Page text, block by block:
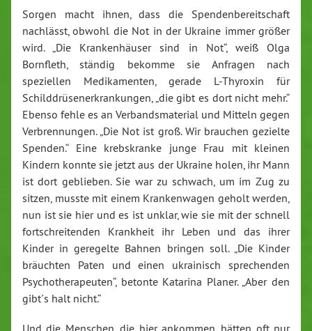
Sorgen macht ihnen, dass die Spendenbereitschaft
nachlässt, obwohl die Not in der Ukraine immer größer
wird. „Die Krankenhäuser sind in Not“, weiß Olga
Bornfleth, ständig bekomme sie Anfragen nach
speziellen Medikamenten, gerade L-Thyroxin für
Schilddrüsenerkrankungen, „die gibt es dort nicht mehr.“
Ebenso fehle es an Verbandsmaterial und Mitteln gegen
Verbrennungen. „Die Not ist groß. Wir brauchen gezielte
Spenden.“ Eine krebskranke junge Frau mit kleinen
Kindern konnte sie jetzt aus der Ukraine holen, ihr Mann
ist dort geblieben. Sie war zu schwach, um im Zug zu
sitzen, musste mit einem Krankenwagen geholt werden,
nun ist sie hier und es ist unklar, wie sie mit der schnell
fortschreitenden Krankheit ihr Leben und das ihrer
Kinder in geregelte Bahnen bringen soll. „Die Kinder
bräuchten Paten und einen ukrainisch sprechenden
Psychotherapeuten“, betonte Katarina Planer. „Aber den
gibt´s halt nicht.“